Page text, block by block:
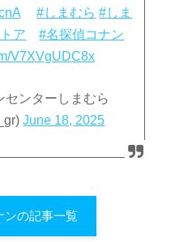
#しまむら #しま
ア
#名探偵コナン
V7XVgUDC8x
ンターしまむら
June 18, 2025
ンの記事一覧